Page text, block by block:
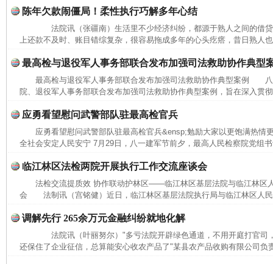
陈年欠款闹僵局！柔性执行巧解多年心结
法院讯（张疆南）生活里不少经济纠纷，都源于熟人之间的借
上还款不及时、账目错综复杂，很容易拖成多年的心头疙瘩，昔日熟人
最高检与退役军人事务部联合发布加强司法救助协作典型
最高检与退役军人事务部联合发布加强司法救助协作典型案例 八
院、退役军人事务部联合发布加强司法救助协作典型案例，旨在深入贯
应勇看望慰问武警部队驻最高检官兵
应勇看望慰问武警部队驻最高检官兵&ensp;勉励大家以更饱满热情
全社会安定人民安宁 7月29日，八一建军节前夕，最高人民检察院党组
临江林区法检两院开展执行工作交流座谈会
法检交流提质效 协作联动护林区——临江林区基层法院与临江林区
会 法制讯（宫铭健）近日，临江林区基层法院执行局与临江林区人
调解先行 265余万元金融纠纷就地化解
法院讯（叶丽努尔）"多亏法院开辟绿色通道，不用开庭打官司
还保住了企业征信，总算能安心收农产品了"某县农产品收购有限公司负